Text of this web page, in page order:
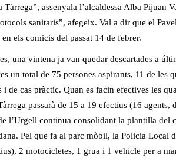
assenyala l’alcaldessa Alba Pijuan
sanitaris”, afegeix. Val a dir que el
els comicis del passat 14 de febrer.
una vintena ja van quedar descartades a
un total de 75 persones aspirants, 11 de les
de cas pràctic. Quan es facin efectives les
passarà de 15 a 19 efectius (16 agents,
l’Urgell continua consolidant la plantilla del
Pel que fa al parc mòbil, la Policia Local
2 motocicletes, 1 grua i 1 vehicle per a